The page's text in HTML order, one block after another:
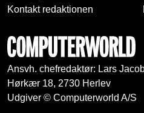
Kontakt redaktionen
Ansvh. chefredaktør: Lars
Hørkær 18, 2730 Herlev
Udgiver © Computerworld A/S